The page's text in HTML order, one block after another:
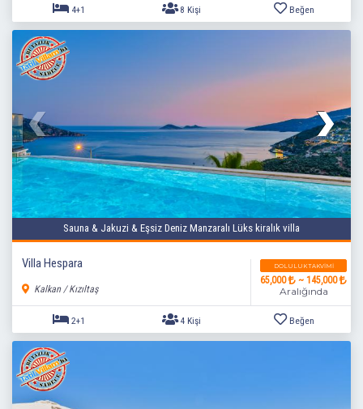
4+1 8 Kişi Beğen
Sauna & Jakuzi & Eşsiz Deniz Manzaralı Lüks kiralık villa
Villa Hespara
Kalkan / Kızıltaş
DOLULUK TAKVIMI
65,000 ~ 145,000
Aralığında